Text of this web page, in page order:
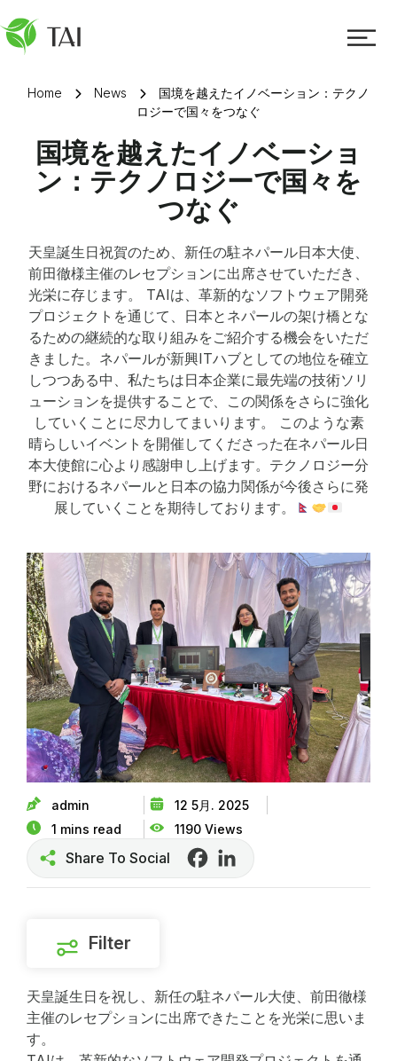
Home News
国境を越えたイノベーション：テクノ
ロジーで国々をつなぐ
国境を越えたイノベーショ
ン：テクノロジーで国々を
つなぐ
天皇誕生日祝賀のため、新任の駐ネパール日本大使、
前田徹様主催のレセプションに出席させていただき、
光栄に存じます。 TAIは、革新的なソフトウェア開発
プロジェクトを通じて、日本とネパールの架け橋とな
るための継続的な取り組みをご紹介する機会をいただ
きました。ネパールが新興ITハブとしての地位を確立
しつつある中、私たちは日本企業に最先端の技術ソリ
ューションを提供することで、この関係をさらに強化
していくことに尽力してまいります。 このような素
晴らしいイベントを開催してくださった在ネパール日
本大使館に心より感謝申し上げます。テクノロジー分
野におけるネパールと日本の協力関係が今後さらに発
展していくことを期待しております。
admin
12 5月. 2025
1 mins read
1190 Views
Share To Social
Facebook
LinkedIn
天皇誕生日を祝し、新任の駐ネパール大使、前田徹様
主催のレセプションに出席できたことを光栄に思いま
す。
Filter